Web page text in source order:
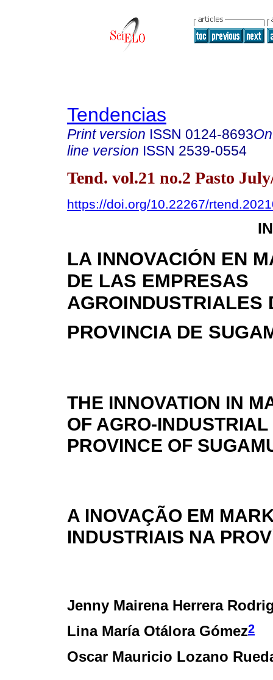
Tendencias
Print version ISSN 0124-8693
line version ISSN 2539-0554
Tend. vol.21 no.2 Pasto
https://doi.org/10.22267/
LA INNOVACIÓN EN
DE LAS EMPRESAS
AGROINDUSTRIALES
PROVINCIA DE
THE INNOVATION IN
OF AGRO-
PROVINCE OF
A INOVAÇÃO EM
INDUSTRIAIS NA
Jenny Mairena Herrera
Lina María Otálora Gómez2
Oscar Mauricio Lozano